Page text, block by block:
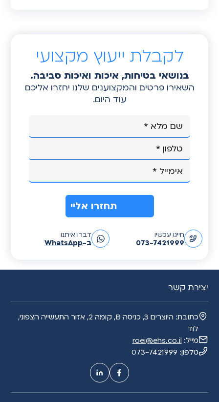
לקבלת ייעוץ מקצועי
בנושאי בטיחות, איכות ואיכות סביבה.
השאירו פרטים והמקצוענים שלנו יחזרו אליכם
עוד היום.
r
i
חייגו עכשיו
073-7421999
דברו איתנו
ב-WhatsApp
יצירת קשר
כתובת:
היוצרים 3, כניסה B, קומה 2, אזור התעשייה הצפוני,
לוד
מייל: roei@ehs.co.il
טלפון: 073-7421999